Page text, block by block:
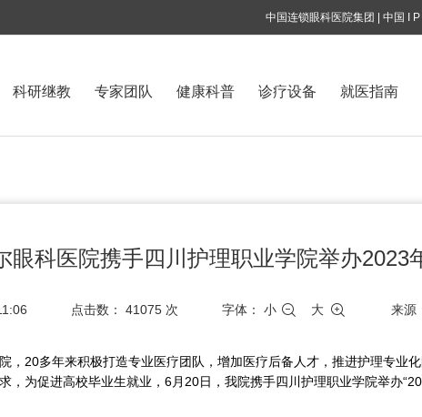
中国连锁眼科医院集团 | 中国 I
科研继教 专家团队 健康科普 诊疗设备 就医指南
眼科医院携手四川护理职业学院举办2023
点击数：41075 次 字体：小 大 来源
，20多年来积极打造专业医疗团队，增加医疗后备人才，推进护理专
，为促进高校毕业生就业，6月20日，我院携手四川护理职业学院举办